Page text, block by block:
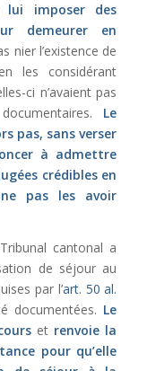
lui imposer des
demeurer en
nier l’existence de
les considérant
ci n’avaient pas
Le
pas, sans verser
à admettre
crédibles en
pas les avoir
cantonal a
de séjour au
par l’art. 50 al.
documentées. Le
et renvoie la
pour qu’elle